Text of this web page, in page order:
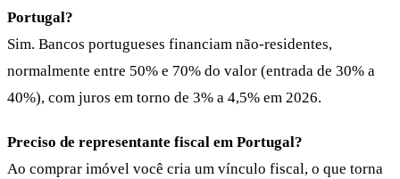
Portugal?
Sim. Bancos portugueses financiam não-residentes,
normalmente entre 50% e 70% do valor (entrada de 30% a
40%), com juros em torno de 3% a 4,5% em 2026.
Preciso de representante fiscal em Portugal?
Ao comprar imóvel você cria um vínculo fiscal, o que torna